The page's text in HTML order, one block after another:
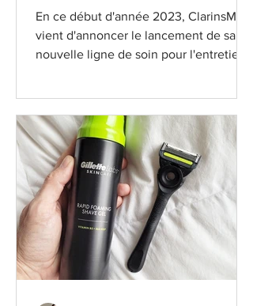
En ce début d'année 2023, ClarinsMen
vient d'annoncer le lancement de sa
nouvelle ligne de soin pour l'entretien